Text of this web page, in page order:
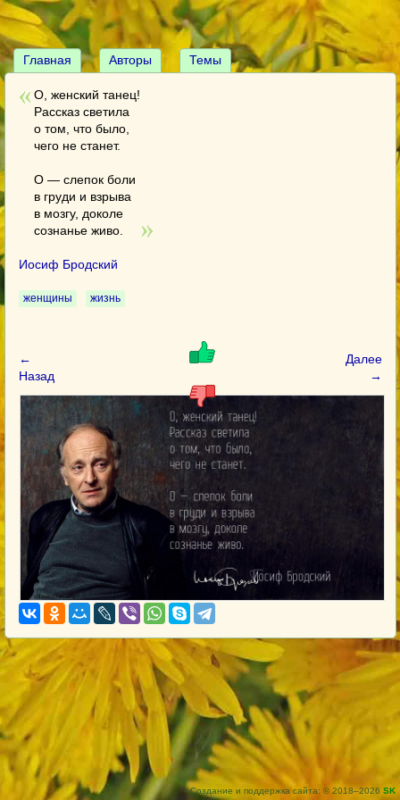
Главная Авторы Темы
О, женский танец!
Рассказ светила
о том, что было,
чего не станет.
О — слепок боли
в груди и взрыва
в мозгу, доколе
сознанье живо.
Иосиф Бродский
женщины жизнь
←
Назад
Далее
→
Создание и поддержка сайта: © 2018–2026 SK